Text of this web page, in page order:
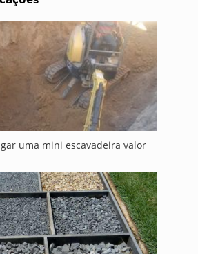
uma mini escavadeira valor